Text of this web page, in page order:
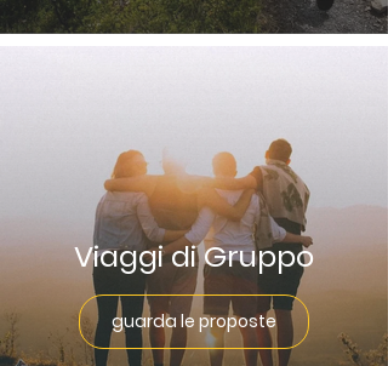
Viaggi di Gruppo
guarda le proposte